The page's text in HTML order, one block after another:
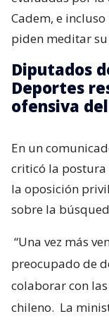
Cadem, e
piden meditar
Diputados
Deportes
ofensiva del
En un
criticó la postura
la oposición
sobre la
“Una vez más
preocupado de
colaborar con
chileno. La